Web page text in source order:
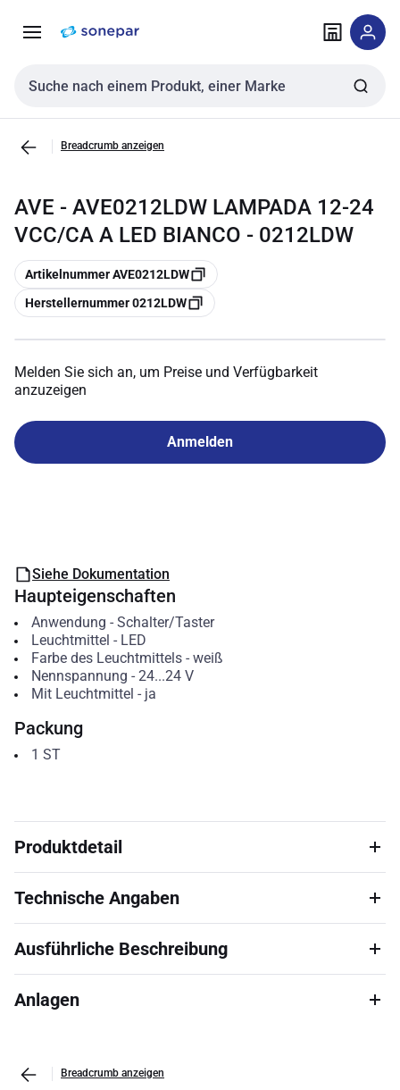
NavigationInhalt
Sucheingabe
Breadcrumb anzeigen
AVE - AVE0212LDW LAMPADA 12-24
VCC/CA A LED BIANCO - 0212LDW
Kopieren
Artikelnummer AVE0212LDW
Kopieren
Herstellernummer 0212LDW
Melden Sie sich an, um Preise und Verfügbarkeit
anzuzeigen
Anmelden
Siehe Dokumentation
Haupteigenschaften
Anwendung - Schalter/Taster
Leuchtmittel - LED
Farbe des Leuchtmittels- weiß
Nennspannung - 24...24 V
Mit Leuchtmittel - ja
Packung
1 ST
Produktdetail
Technische Angaben
Ausführliche Beschreibung
Anlagen
Breadcrumb anzeigen